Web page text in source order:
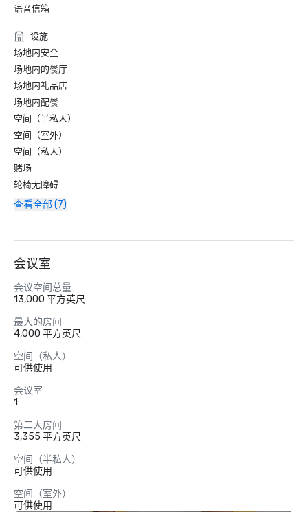
语音信箱
设施
场地内安全
场地内的餐厅
场地内礼品店
场地内配餐
空间（半私人）
空间（室外）
空间（私人）
赌场
轮椅无障碍
查看全部 (7)
会议室
会议空间总量
13,000 平方英尺
最大的房间
4,000 平方英尺
空间（私人）
可供使用
会议室
1
第二大房间
3,355 平方英尺
空间（半私人）
可供使用
空间（室外）
可供使用